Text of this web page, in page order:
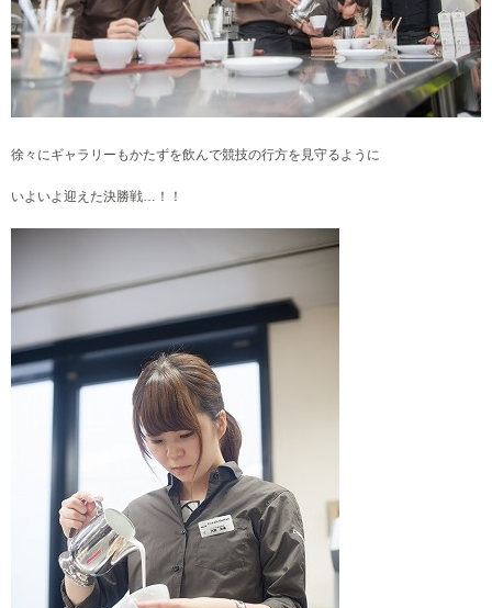
徐々にギャラリーもかたずを飲んで競技の行方を見守るように
いよいよ迎えた決勝戦…！！